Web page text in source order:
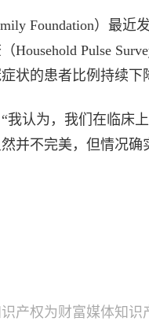
Foundation）最
Household Pulse
状的患者比例持续下
我认为，我们在临床
并不完美，但情况确
产权为财富媒体知